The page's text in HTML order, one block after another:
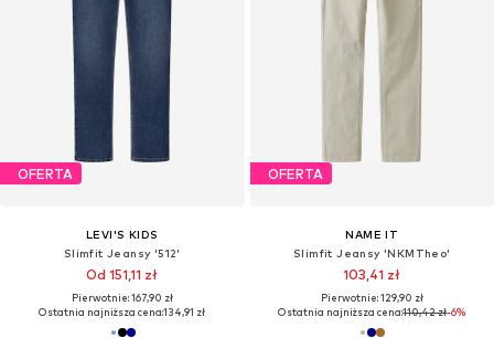
OFERTA
LEVI'S KIDS
Slimfit Jeansy '512'
Od 151,11 zł
Pierwotnie: 167,90 zł
Ostatnia najniższa cena:134,91 zł
OFERTA
NAME IT
Slimfit Jeansy 'NKMTheo'
103,41 zł
Pierwotnie: 129,90 zł
Ostatnia najniższa cena:110,42 zł-6%